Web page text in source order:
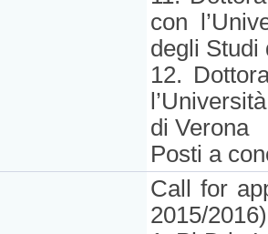
con
degli Studi
12.
di Verona
Posti a
Call for
2015/